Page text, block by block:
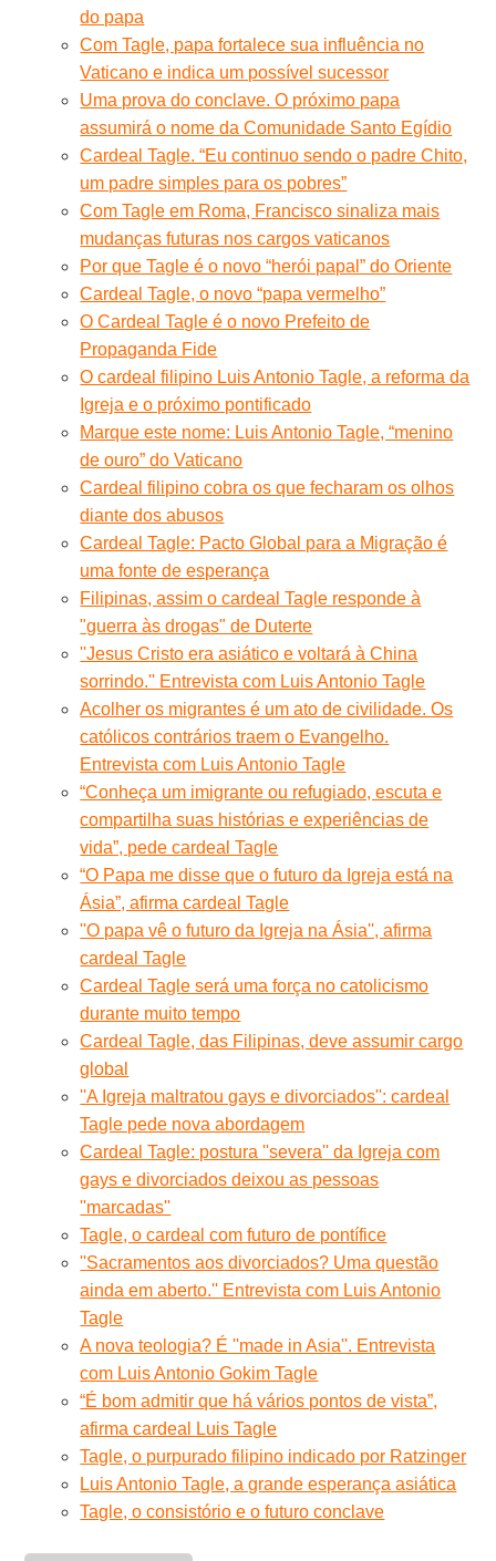
do papa
Com Tagle, papa fortalece sua influência no
Vaticano e indica um possível sucessor
Uma prova do conclave. O próximo papa
assumirá o nome da Comunidade Santo Egídio
Cardeal Tagle. “Eu continuo sendo o padre Chito,
um padre simples para os pobres”
Com Tagle em Roma, Francisco sinaliza mais
mudanças futuras nos cargos vaticanos
Por que Tagle é o novo “herói papal” do Oriente
Cardeal Tagle, o novo “papa vermelho”
O Cardeal Tagle é o novo Prefeito de
Propaganda Fide
O cardeal filipino Luis Antonio Tagle, a reforma da
Igreja e o próximo pontificado
Marque este nome: Luis Antonio Tagle, “menino
de ouro” do Vaticano
Cardeal filipino cobra os que fecharam os olhos
diante dos abusos
Cardeal Tagle: Pacto Global para a Migração é
uma fonte de esperança
Filipinas, assim o cardeal Tagle responde à
"guerra às drogas" de Duterte
''Jesus Cristo era asiático e voltará à China
sorrindo.'' Entrevista com Luis Antonio Tagle
Acolher os migrantes é um ato de civilidade. Os
católicos contrários traem o Evangelho.
Entrevista com Luis Antonio Tagle
“Conheça um imigrante ou refugiado, escuta e
compartilha suas histórias e experiências de
vida”, pede cardeal Tagle
“O Papa me disse que o futuro da Igreja está na
Ásia”, afirma cardeal Tagle
''O papa vê o futuro da Igreja na Ásia'', afirma
cardeal Tagle
Cardeal Tagle será uma força no catolicismo
durante muito tempo
Cardeal Tagle, das Filipinas, deve assumir cargo
global
''A Igreja maltratou gays e divorciados'': cardeal
Tagle pede nova abordagem
Cardeal Tagle: postura ''severa'' da Igreja com
gays e divorciados deixou as pessoas
''marcadas''
Tagle, o cardeal com futuro de pontífice
''Sacramentos aos divorciados? Uma questão
ainda em aberto.'' Entrevista com Luis Antonio
Tagle
A nova teologia? É ''made in Asia''. Entrevista
com Luis Antonio Gokim Tagle
“É bom admitir que há vários pontos de vista”,
afirma cardeal Luis Tagle
Tagle, o purpurado filipino indicado por Ratzinger
Luis Antonio Tagle, a grande esperança asiática
Tagle, o consistório e o futuro conclave